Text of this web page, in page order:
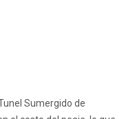
Sumergido de